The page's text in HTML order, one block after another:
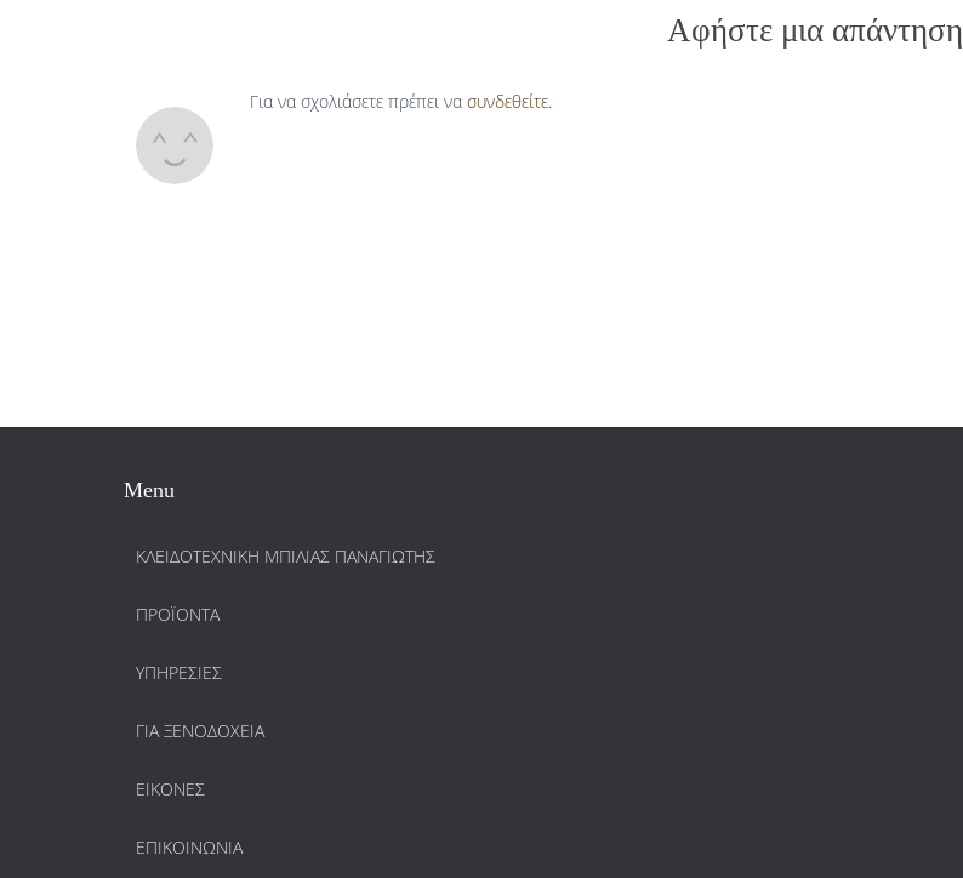
Αφήστε μια απάντηση
Για να σχολιάσετε πρέπει να συνδεθείτε.
Menu
ΚΛΕΙΔΟΤΕΧΝΙΚΗ ΜΠΙΛΙΑΣ ΠΑΝΑΓΙΩΤΗΣ
ΠΡΟΪΌΝΤΑ
ΥΠΗΡΕΣΊΕΣ
ΓΙΑ ΞΕΝΟΔΟΧΕΊΑ
ΕΙΚΌΝΕΣ
ΕΠΙΚΟΙΝΩΝΊΑ